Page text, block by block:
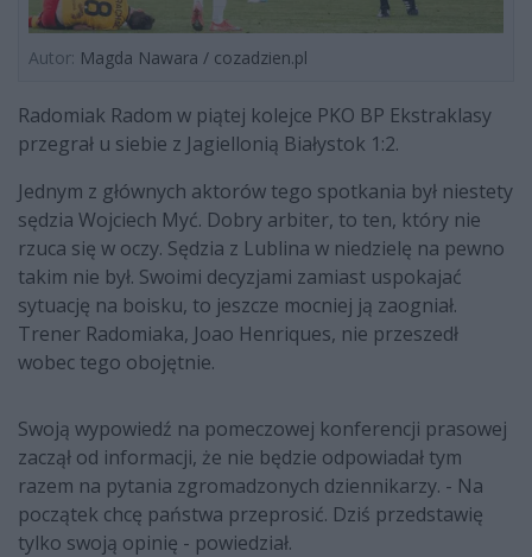
Autor: Magda Nawara / cozadzien.pl
Radomiak Radom w piątej kolejce PKO BP Ekstraklasy
przegrał u siebie z Jagiellonią Białystok 1:2.
Jednym z głównych aktorów tego spotkania był niestety
sędzia Wojciech Myć. Dobry arbiter, to ten, który nie
rzuca się w oczy. Sędzia z Lublina w niedzielę na pewno
takim nie był. Swoimi decyzjami zamiast uspokajać
sytuację na boisku, to jeszcze mocniej ją zaogniał.
Trener Radomiaka, Joao Henriques, nie przeszedł
wobec tego obojętnie.
Swoją wypowiedź na pomeczowej konferencji prasowej
zaczął od informacji, że nie będzie odpowiadał tym
razem na pytania zgromadzonych dziennikarzy. - Na
początek chcę państwa przeprosić. Dziś przedstawię
tylko swoją opinię - powiedział.